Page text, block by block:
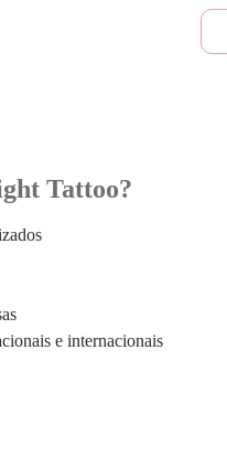
Tattoo?
e internacionais